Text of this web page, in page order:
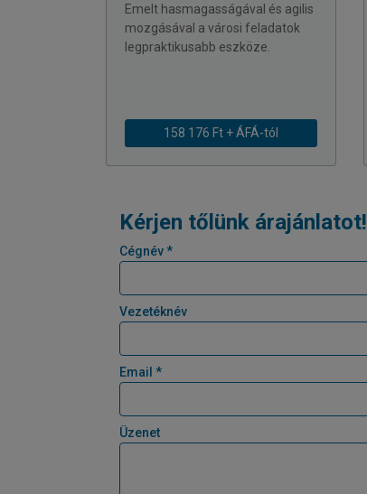
Emelt hasmagasságával és agilis
mozgásával a városi feladatok
legpraktikusabb eszköze.
158 176 Ft + ÁFÁ-tól
Kérjen tőlünk árajánlatot!
Cégnév *
Vezetéknév
Email *
Üzenet